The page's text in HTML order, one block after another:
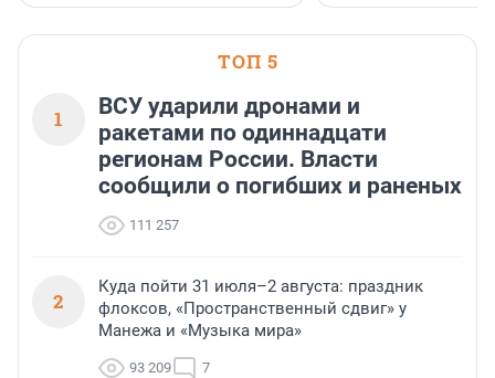
ТОП 5
1
ВСУ ударили дронами и
ракетами по одиннадцати
регионам России. Власти
сообщили о погибших и раненых
111 257
2
Куда пойти 31 июля–2 августа: праздник
флоксов, «Пространственный сдвиг» у
Манежа и «Музыка мира»
93 209 7